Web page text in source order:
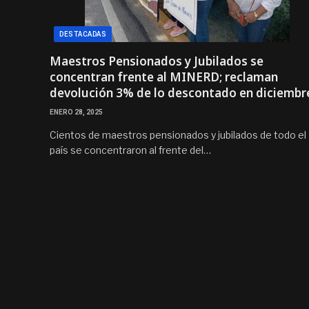
DESTACADAS
Maestros Pensionados y Jubilados se
concentran frente al MINERD; reclaman
devolución 3% de lo descontado en
ENERO 28, 2025
Cientos de maestros pensionados y jubilados de todo el
país se concentraron al frente del…